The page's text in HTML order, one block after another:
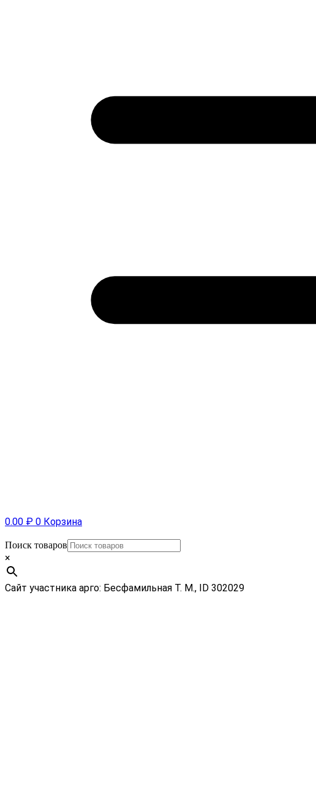
0.00 ₽ 0 Корзина
Поиск товаров
×
Сайт участника арго: Бесфамильная Т. М., ID 302029